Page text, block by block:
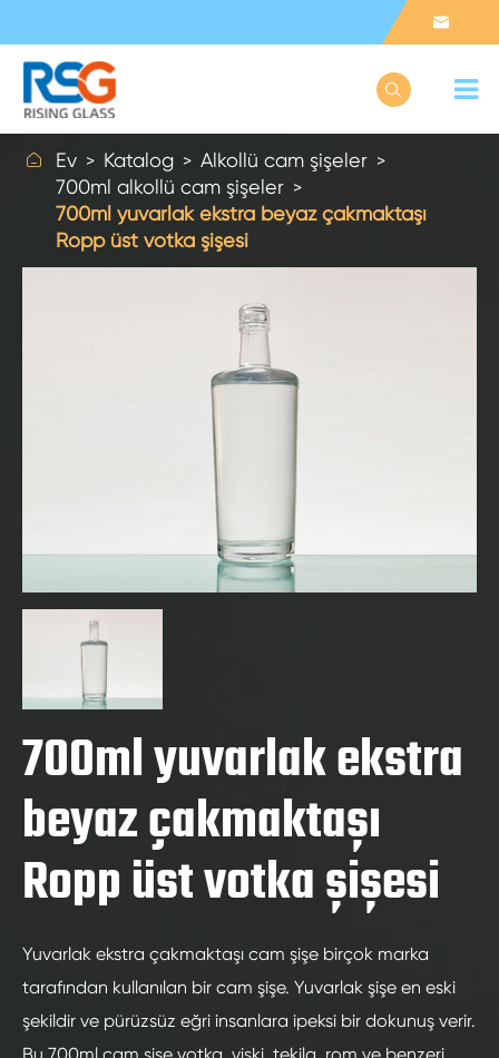


 Ev Katalog
Alkollü cam şişeler
700ml alkollü cam şişeler
700ml yuvarlak ekstra beyaz çakmaktaşı
Ropp üst votka şişesi
700ml yuvarlak ekstra
beyaz çakmaktaşı
Ropp üst votka şişesi
Yuvarlak ekstra çakmaktaşı cam şişe birçok marka
tarafından kullanılan bir cam şişe. Yuvarlak şişe en eski
şekildir ve pürüzsüz eğri insanlara ipeksi bir dokunuş verir.
Bu 700ml cam şişe votka, viski, tekila, rom ve benzeri